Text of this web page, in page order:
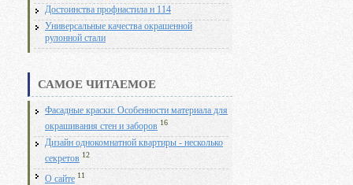
Достоинства профнастила н 114
Универсальные качества окрашенной
рулонной стали
САМОЕ ЧИТАЕМОЕ
Фасадные краски: Особенности материала для
окрашивания стен и заборов 16
Дизайн однокомнатной квартиры - несколько
секретов 12
О сайте 11